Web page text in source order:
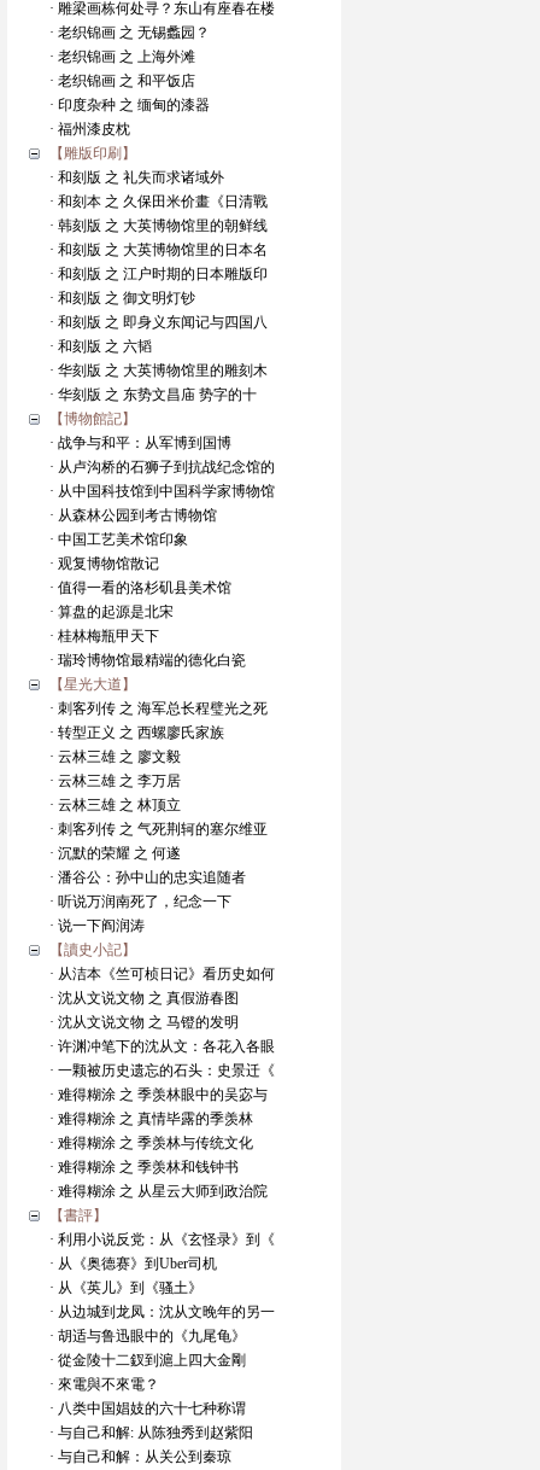
· 雕梁画栋何处寻？东山有座春在楼
· 老织锦画 之 无锡蠡园？
· 老织锦画 之 上海外滩
· 老织锦画 之 和平饭店
· 印度杂种 之 缅甸的漆器
· 福州漆皮枕
【雕版印刷】
· 和刻版 之 礼失而求诸域外
· 和刻本 之 久保田米价畫《日清戰
· 韩刻版 之 大英博物馆里的朝鲜线
· 和刻版 之 大英博物馆里的日本名
· 和刻版 之 江户时期的日本雕版印
· 和刻版 之 御文明灯钞
· 和刻版 之 即身义东闻记与四国八
· 和刻版 之 六韬
· 华刻版 之 大英博物馆里的雕刻木
· 华刻版 之 东势文昌庙 势字的十
【博物館記】
· 战争与和平：从军博到国博
· 从卢沟桥的石狮子到抗战纪念馆的
· 从中国科技馆到中国科学家博物馆
· 从森林公园到考古博物馆
· 中国工艺美术馆印象
· 观复博物馆散记
· 值得一看的洛杉矶县美术馆
· 算盘的起源是北宋
· 桂林梅瓶甲天下
· 瑞玲博物馆最精端的德化白瓷
【星光大道】
· 刺客列传 之 海军总长程璧光之死
· 转型正义 之 西螺廖氏家族
· 云林三雄 之 廖文毅
· 云林三雄 之 李万居
· 云林三雄 之 林顶立
· 刺客列传 之 气死荆轲的塞尔维亚
· 沉默的荣耀 之 何遂
· 潘谷公：孙中山的忠实追随者
· 听说万润南死了，纪念一下
· 说一下阎润涛
【讀史小記】
· 从洁本《竺可桢日记》看历史如何
· 沈从文说文物 之 真假游春图
· 沈从文说文物 之 马镫的发明
· 许渊冲笔下的沈从文：各花入各眼
· 一颗被历史遗忘的石头：史景迁《
· 难得糊涂 之 季羡林眼中的吴宓与
· 难得糊涂 之 真情毕露的季羡林
· 难得糊涂 之 季羡林与传统文化
· 难得糊涂 之 季羡林和钱钟书
· 难得糊涂 之 从星云大师到政治院
【書評】
· 利用小说反党：从《玄怪录》到《
· 从《奥德赛》到Uber司机
· 从《英儿》到《骚土》
· 从边城到龙凤：沈从文晚年的另一
· 胡适与鲁迅眼中的《九尾龟》
· 從金陵十二釵到滬上四大金剛
· 來電與不來電？
· 八类中国娼妓的六十七种称谓
· 与自己和解: 从陈独秀到赵紫阳
· 与自己和解：从关公到秦琼